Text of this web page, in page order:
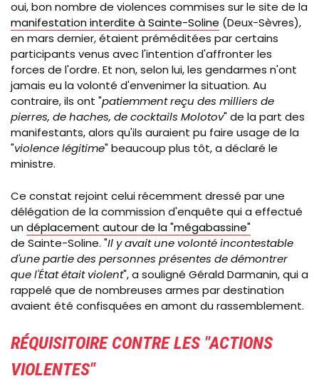
oui, bon nombre de violences commises sur le site de la
manifestation interdite à Sainte-Soline (Deux-Sèvres),
en mars dernier, étaient préméditées par certains
participants venus avec l'intention d'affronter les
forces de l'ordre. Et non, selon lui, les gendarmes n'ont
jamais eu la volonté d'envenimer la situation. Au
contraire, ils ont "patiemment reçu des milliers de
pierres, de haches, de cocktails Molotov" de la part des
manifestants, alors qu'ils auraient pu faire usage de la
"violence légitime" beaucoup plus tôt, a déclaré le
ministre.
Ce constat rejoint celui récemment dressé par une
délégation de la commission d'enquête qui a effectué
un déplacement autour de la "mégabassine"
de Sainte-Soline. "Il y avait une volonté incontestable
d'une partie des personnes présentes de démontrer
que l'État était violent", a souligné Gérald Darmanin, qui a
rappelé que de nombreuses armes par destination
avaient été confisquées en amont du rassemblement.
RÉQUISITOIRE CONTRE LES "ACTIONS
VIOLENTES"